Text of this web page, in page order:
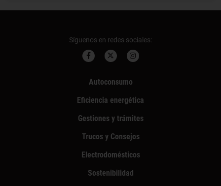
Síguenos en redes sociales:
Autoconsumo
Eficiencia energética
Gestiones y trámites
Trucos y Consejos
Electrodomésticos
Sostenibilidad